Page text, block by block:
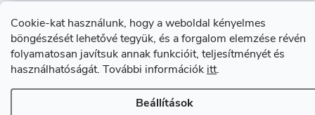
Cookie-kat használunk, hogy a weboldal kényelmes
böngészését lehetővé tegyük, és a forgalom elemzése révén
folyamatosan javítsuk annak funkcióit, teljesítményét és
használhatóságát. További információk itt.
Beállítások